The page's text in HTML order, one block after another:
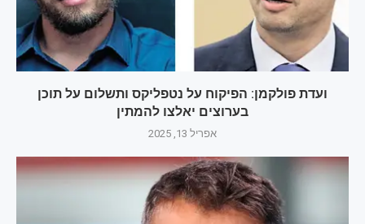
ועדת פולקמן: הפיקוח על נטפליקס ותשלום על תוכן
בערוצים יאלצו להמתין
אפריל 13, 2025